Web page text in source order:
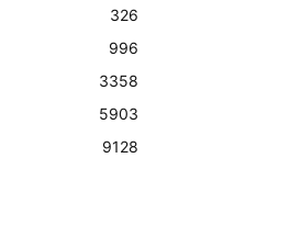
326
996
3358
5903
9128